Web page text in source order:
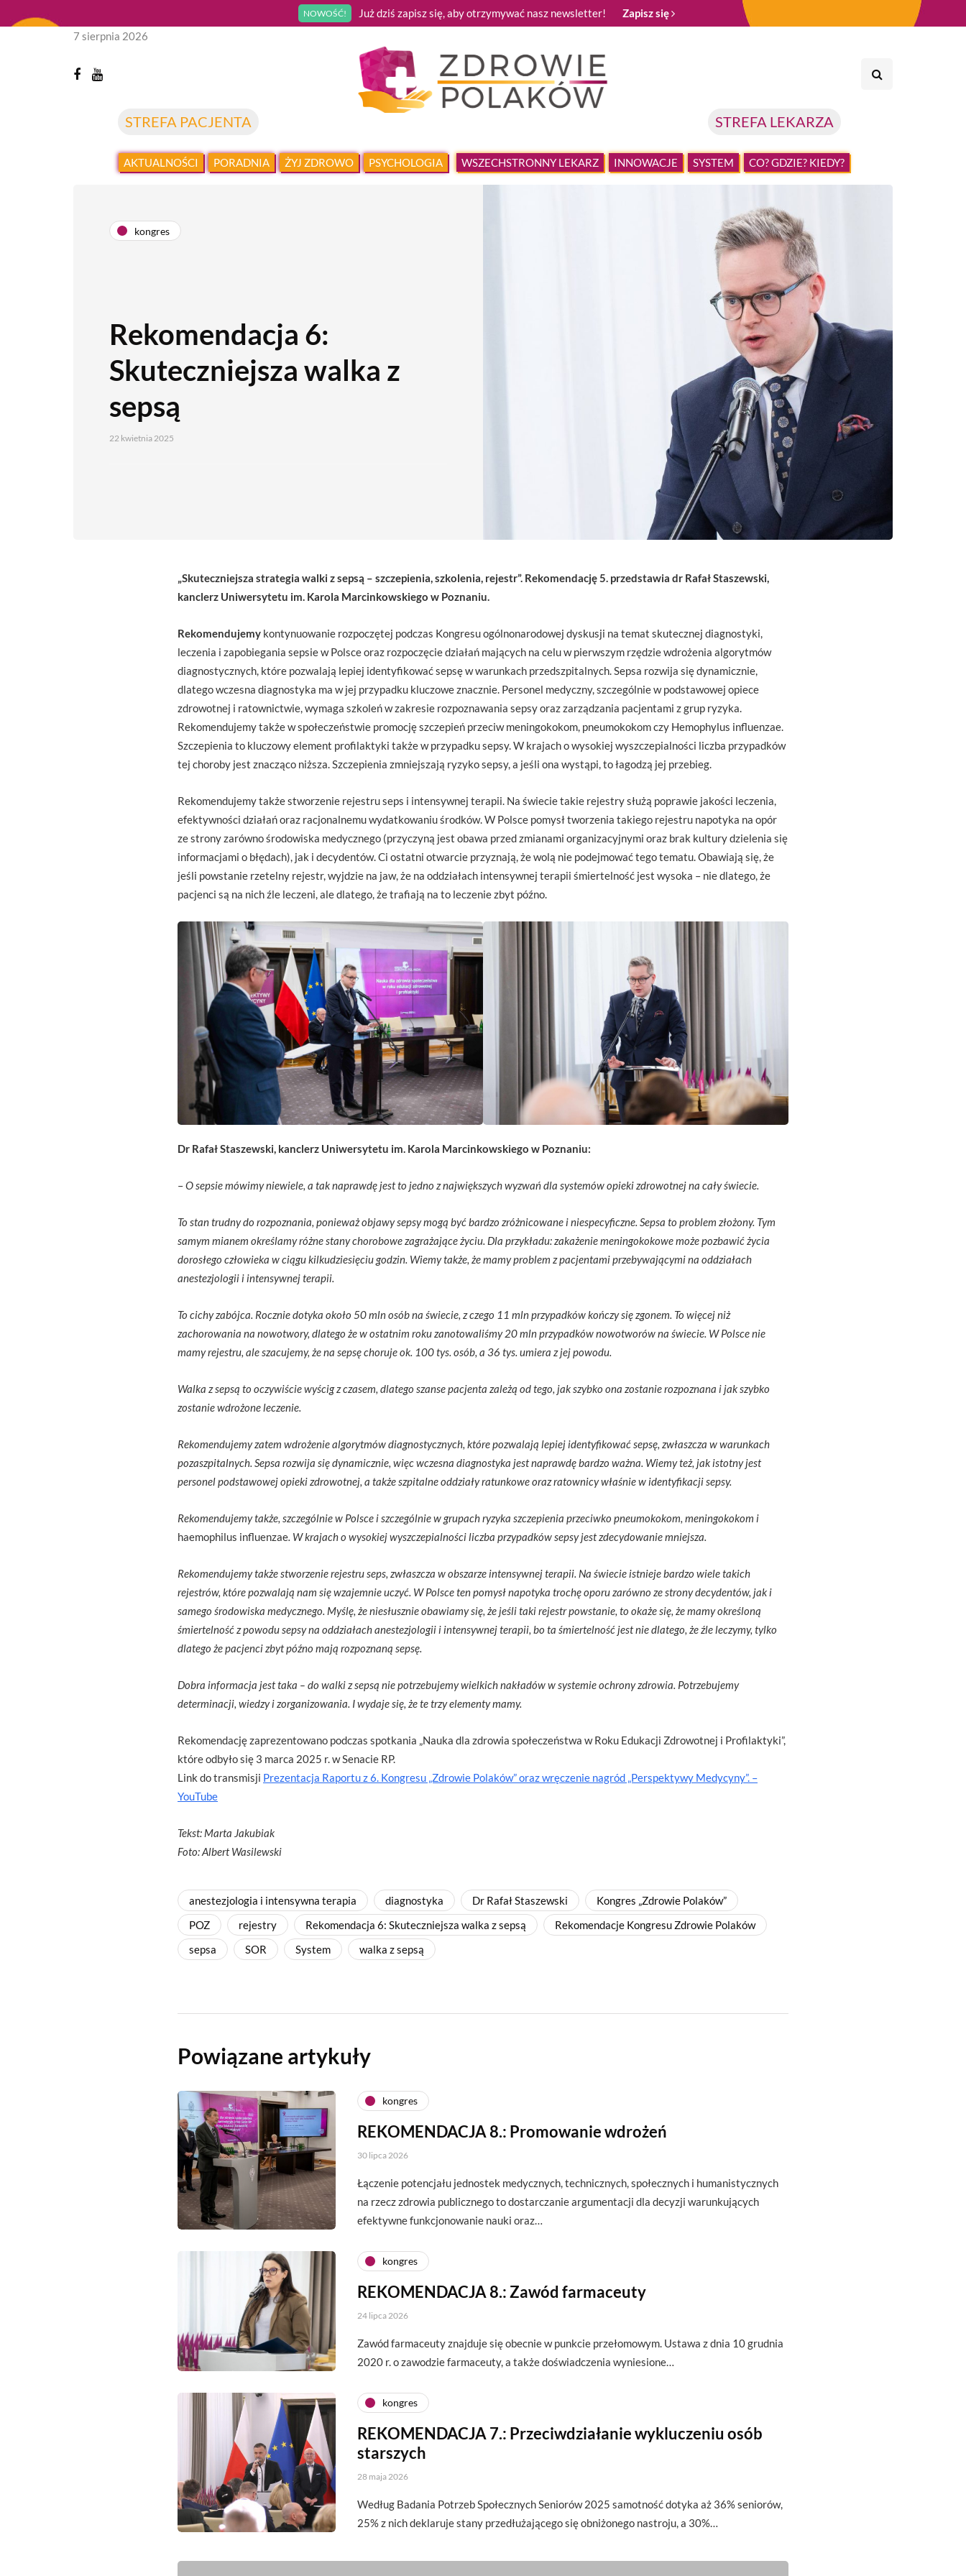
NOWOŚĆ! Już dziś zapisz się, aby otrzymywać nasz newsletter! Zapisz się
STREFA PACJENTA STREFA LEKARZA
7 sierpnia 2026
AKTUALNOŚCI PORADNIA ŻYJ ZDROWO PSYCHOLOGIA WSZECHSTRONNY LEKARZ INNOWACJE SYSTEM CO? GDZIE? KIEDY?
kongres
Rekomendacja 6:
Skuteczniejsza walka z
sepsą
22 kwietnia 2025
„Skuteczniejsza strategia walki z sepsą – szczepienia, szkolenia, rejestr”. Rekomendację 5. przedstawia dr Rafał Staszewski,
kanclerz Uniwersytetu im. Karola Marcinkowskiego w Poznaniu.
Rekomendujemy kontynuowanie rozpoczętej podczas Kongresu ogólnonarodowej dyskusji na temat skutecznej diagnostyki,
leczenia i zapobiegania sepsie w Polsce oraz rozpoczęcie działań mających na celu w pierwszym rzędzie wdrożenia algorytmów
diagnostycznych, które pozwalają lepiej identyfikować sepsę w warunkach przedszpitalnych. Sepsa rozwija się dynamicznie,
dlatego wczesna diagnostyka ma w jej przypadku kluczowe znacznie. Personel medyczny, szczególnie w podstawowej opiece
zdrowotnej i ratownictwie, wymaga szkoleń w zakresie rozpoznawania sepsy oraz zarządzania pacjentami z grup ryzyka.
Rekomendujemy także w społeczeństwie promocję szczepień przeciw meningokokom, pneumokokom czy Hemophylus influenzae.
Szczepienia to kluczowy element profilaktyki także w przypadku sepsy. W krajach o wysokiej wyszczepialności liczba przypadków
tej choroby jest znacząco niższa. Szczepienia zmniejszają ryzyko sepsy, a jeśli ona wystąpi, to łagodzą jej przebieg.
Rekomendujemy także stworzenie rejestru seps i intensywnej terapii. Na świecie takie rejestry służą poprawie jakości leczenia,
efektywności działań oraz racjonalnemu wydatkowaniu środków. W Polsce pomysł tworzenia takiego rejestru napotyka na opór
ze strony zarówno środowiska medycznego (przyczyną jest obawa przed zmianami organizacyjnymi oraz brak kultury dzielenia się
informacjami o błędach), jak i decydentów. Ci ostatni otwarcie przyznają, że wolą nie podejmować tego tematu. Obawiają się, że
jeśli powstanie rzetelny rejestr, wyjdzie na jaw, że na oddziałach intensywnej terapii śmiertelność jest wysoka – nie dlatego, że
pacjenci są na nich źle leczeni, ale dlatego, że trafiają na to leczenie zbyt późno.
Dr Rafał Staszewski, kanclerz Uniwersytetu im. Karola Marcinkowskiego w Poznaniu:
–O sepsie mówimy niewiele, a tak naprawdę jest to jedno z największych wyzwań dla systemów opieki zdrowotnej na cały świecie.
To stan trudny do rozpoznania, ponieważ objawy sepsy mogą być bardzo zróżnicowane i niespecyficzne. Sepsa to problem złożony. Tym
samym mianem określamy różne stany chorobowe zagrażające życiu. Dla przykładu: zakażenie meningokokowe może pozbawić życia
dorosłego człowieka w ciągu kilkudziesięciu godzin. Wiemy także, że mamy problem z pacjentami przebywającymi na oddziałach
anestezjologii i intensywnej terapii.
To cichy zabójca. Rocznie dotyka około 50 mln osób na świecie, z czego 11 mln przypadków kończy się zgonem. To więcej niż
zachorowania na nowotwory, dlatego że w ostatnim roku zanotowaliśmy 20 mln przypadków nowotworów na świecie. W Polsce nie
mamy rejestru, ale szacujemy, że na sepsę choruje ok. 100 tys. osób, a 36 tys. umiera z jej powodu.
Walka z sepsą to oczywiście wyścig z czasem, dlatego szanse pacjenta zależą od tego, jak szybko ona zostanie rozpoznana i jak szybko
zostanie wdrożone leczenie.
Rekomendujemy zatem wdrożenie algorytmów diagnostycznych, które pozwalają lepiej identyfikować sepsę, zwłaszcza w warunkach
pozaszpitalnych. Sepsa rozwija się dynamicznie, więc wczesna diagnostyka jest naprawdę bardzo ważna. Wiemy też, jak istotny jest
personel podstawowej opieki zdrowotnej, a także szpitalne oddziały ratunkowe oraz ratownicy właśnie w identyfikacji sepsy.
Rekomendujemy także, szczególnie w Polsce i szczególnie w grupach ryzyka szczepienia przeciwko pneumokokom, meningokokom i
haemophilus influenzae. W krajach o wysokiej wyszczepialności liczba przypadków sepsy jest zdecydowanie mniejsza.
Rekomendujemy także stworzenie rejestru seps, zwłaszcza w obszarze intensywnej terapii. Na świecie istnieje bardzo wiele takich
rejestrów, które pozwalają nam się wzajemnie uczyć. W Polsce ten pomysł napotyka trochę oporu zarówno ze strony decydentów, jak i
samego środowiska medycznego. Myślę, że niesłusznie obawiamy się, że jeśli taki rejestr powstanie, to okaże się, że mamy określoną
śmiertelność z powodu sepsy na oddziałach anestezjologii i intensywnej terapii, bo ta śmiertelność jest nie dlatego, że źle leczymy, tylko
dlatego że pacjenci zbyt późno mają rozpoznaną sepsę.
Dobra informacja jest taka – do walki z sepsą nie potrzebujemy wielkich nakładów w systemie ochrony zdrowia. Potrzebujemy
determinacji, wiedzy i zorganizowania. I wydaje się, że te trzy elementy mamy.
Rekomendację zaprezentowano podczas spotkania „Nauka dla zdrowia społeczeństwa w Roku Edukacji Zdrowotnej i Profilaktyki”,
które odbyło się 3 marca 2025 r. w Senacie RP.
Link do transmisji Prezentacja Raportu z 6. Kongresu „Zdrowie Polaków” oraz wręczenie nagród „Perspektywy Medycyny”. –
YouTube
Tekst: Marta Jakubiak
Foto: Albert Wasilewski
anestezjologia i intensywna terapia diagnostyka Dr Rafał Staszewski
Kongres „Zdrowie Polaków”
POZ
rejestry Rekomendacja 6: Skuteczniejsza walka z sepsą
Rekomendacje Kongresu Zdrowie Polaków
sepsa
SOR System walka z sepsą
Powiązane artykuły
kongres
REKOMENDACJA 8.: Promowanie wdrożeń
30 lipca 2026
Łączenie potencjału jednostek medycznych, technicznych, społecznych i humanistycznych
na rzecz zdrowia publicznego to dostarczanie argumentacji dla decyzji warunkujących
efektywne funkcjonowanie nauki oraz…
kongres
REKOMENDACJA 8.: Zawód farmaceuty
24 lipca 2026
Zawód farmaceuty znajduje się obecnie w punkcie przełomowym. Ustawa z dnia 10 grudnia
2020 r. o zawodzie farmaceuty, a także doświadczenia wyniesione…
kongres
REKOMENDACJA 7.: Przeciwdziałanie wykluczeniu osób
starszych
28 maja 2026
Według Badania Potrzeb Społecznych Seniorów 2025 samotność dotyka aż 36% seniorów,
25% z nich deklaruje stany przedłużającego się obniżonego nastroju, a 30%…